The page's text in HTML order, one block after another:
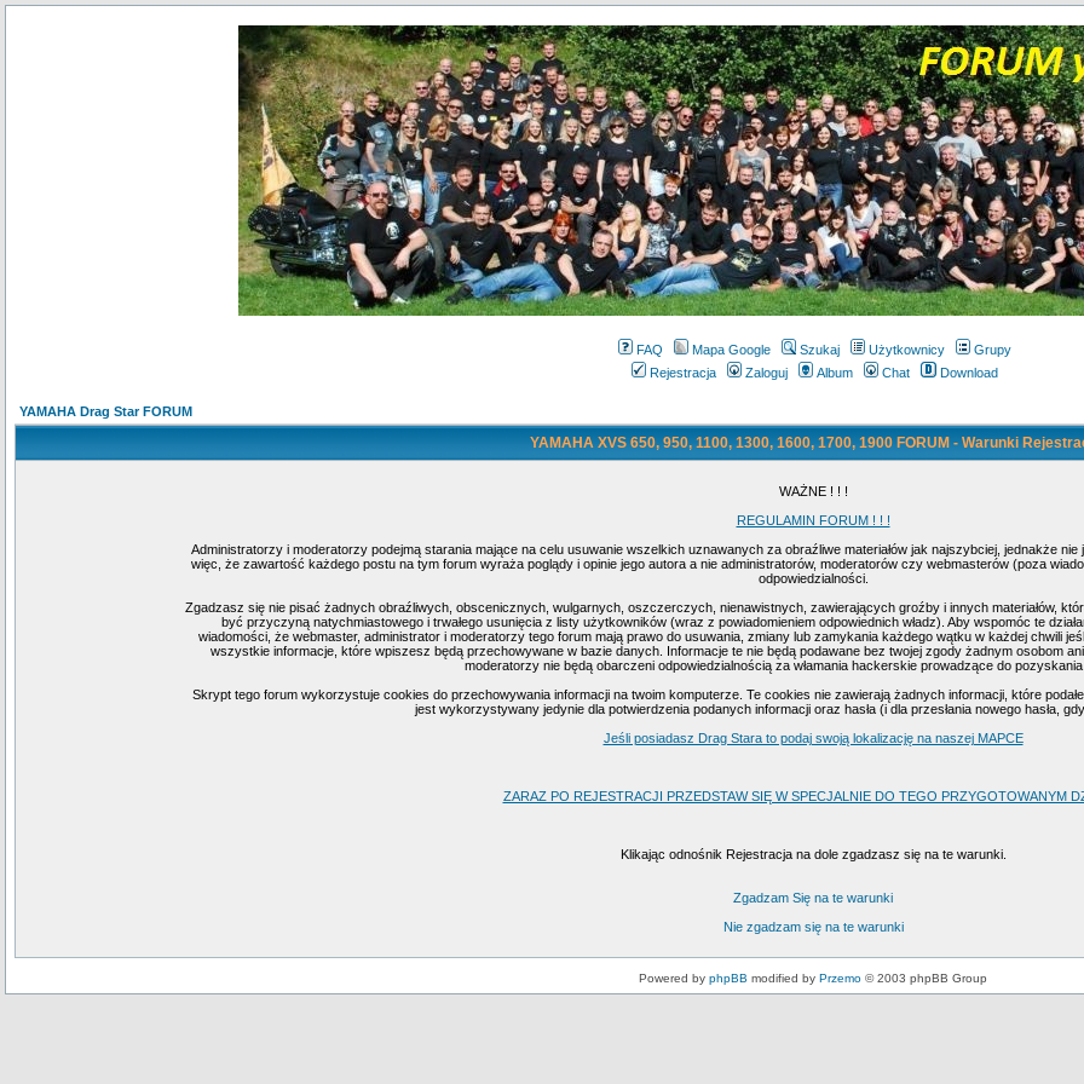
FAQ Mapa Google Szukaj Użytkownicy
Grupy
Rejestracja
Zaloguj Album Chat Download
YAMAHA Drag Star FORUM
YAMAHA XVS 650, 950, 1100, 1300, 1600, 1700, 1900 FORUM - Warunki
WAŻNE ! ! !
REGULAMIN FORUM ! ! !
Administratorzy i moderatorzy podejmą starania mające na celu usuwanie wszelkich uznawanych za obraźliwe materiałów jak najszybciej, jednakże
więc, że zawartość każdego postu na tym forum wyraża poglądy i opinie jego autora a nie administratorów, moderatorów czy webmasterów (poza
odpowiedzialności.
Zgadzasz się nie pisać żadnych obraźliwych, obscenicznych, wulgarnych, oszczerczych, nienawistnych, zawierających groźby i innych materiałów,
być przyczyną natychmiastowego i trwałego usunięcia z listy użytkowników (wraz z powiadomieniem odpowiednich władz). Aby wspomóc te
wiadomości, że webmaster, administrator i moderatorzy tego forum mają prawo do usuwania, zmiany lub zamykania każdego wątku w każdej chwili
wszystkie informacje, które wpiszesz będą przechowywane w bazie danych. Informacje te nie będą podawane bez twojej zgody żadnym osobom
moderatorzy nie będą obarczeni odpowiedzialnością za włamania hackerskie prowadzące do
Skrypt tego forum wykorzystuje cookies do przechowywania informacji na twoim komputerze. Te cookies nie zawierają żadnych informacji, które
jest wykorzystywany jedynie dla potwierdzenia podanych informacji oraz hasła (i dla przesłania nowego hasła,
Jeśli posiadasz Drag Stara to podaj swoją lokalizację na naszej MAPCE
ZARAZ PO REJESTRACJI PRZEDSTAW SIĘ W SPECJALNIE DO TEGO PRZYGOTOWANYM
Klikając odnośnik Rejestracja na dole zgadzasz się na te warunki.
Zgadzam Się na te warunki
Nie zgadzam się na te warunki
Powered by phpBB modified by Przemo © 2003 phpBB Group